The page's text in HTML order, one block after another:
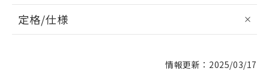
定格/仕様
情報更新：2025/03/17